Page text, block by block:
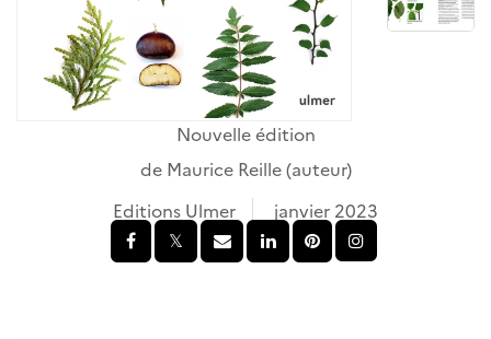
Nouvelle édition
de Maurice Reille(auteur)
Editions Ulmer
janvier 2023